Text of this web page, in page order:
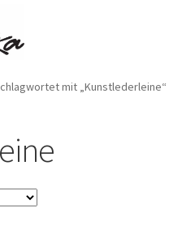
mit „Kunstlederleine“